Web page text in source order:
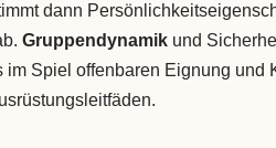
dann
Gruppendynamikund
im Spiel offenbaren Eignung und